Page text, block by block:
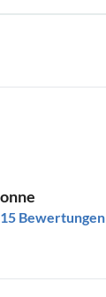
15 Bewertungen